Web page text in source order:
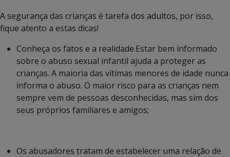
A segurança das crianças é tarefa dos adultos, por isso,
fique atento a estas dicas!
Conheça os fatos e a realidade.Estar bem informado
sobre o abuso sexual infantil ajuda a proteger as
crianças. A maioria das vítimas menores de idade nunca
informa o abuso. O maior risco para as crianças nem
sempre vem de pessoas desconhecidas, mas sim dos
seus próprios familiares e amigos;
Os abusadores tratam de estabelecer uma relação de